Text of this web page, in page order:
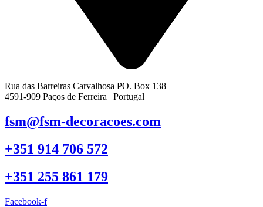
Rua das Barreiras Carvalhosa PO. Box 138
4591-909 Paços de Ferreira | Portugal
fsm@fsm-decoracoes.com
+351 914 706 572
+351 255 861 179
Facebook-f